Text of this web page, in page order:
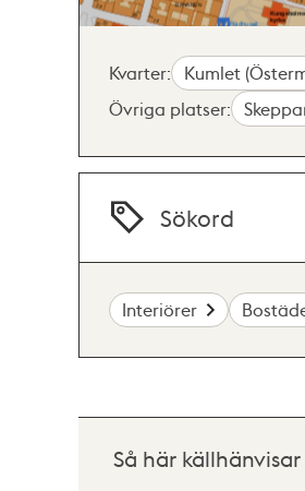
Kvarter:
Kumlet
Övriga platser:
Sökord
Interiörer
Så här